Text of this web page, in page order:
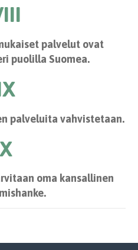
palvelut ovat
puolilla Suomea.
palveluita vahvistetaan.
X
oma kansallinen